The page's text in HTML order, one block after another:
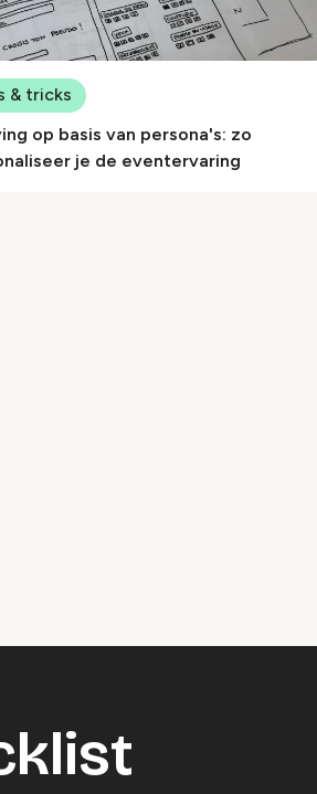
op basis van persona's: zo
je de eventervaring
& tricks